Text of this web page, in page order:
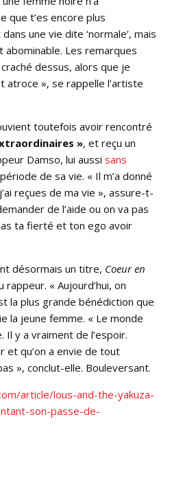
que t’es encore plus
une vie dite ‘normale’, mais
abominable. Les remarques
dessus, alors que je
atroce », se rappelle l’artiste
toutefois avoir rencontré
», et reçu un
Damso, lui aussi sans
de sa vie. « Il m’a donné
reçues de ma vie », assure-t-
de l’aide ou on va pas
ta fierté et ton ego avoir
désormais un titre, Coeur en
rappeur. « Aujourd’hui, on
la plus grande bénédiction que
la jeune femme. « Le monde
Il y a vraiment de l’espoir.
et qu’on a envie de tout
», conclut-elle. Bouleversant.
article/lous-and-the-yakuza-
son-passe-de-